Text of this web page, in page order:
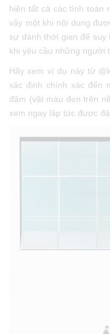
hiện tất cả các tính toán
vậy một khi nội dung
sự dành thời gian để
khi yêu cầu những người
Hãy xem ví dụ này từ
xác định chính xác đến
đậm (vật màu đen trên
xem ngay lập tức được